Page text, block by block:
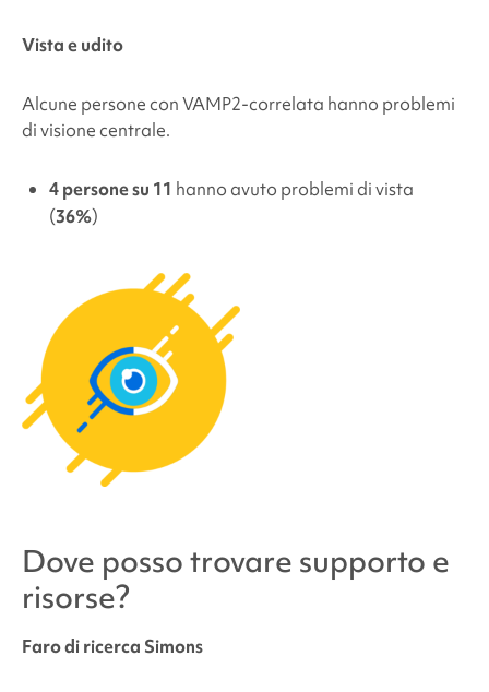
Vista e udito
Alcune persone conVAMP2-correlata hanno problemi
di visione centrale.
4 persone su 11 hanno avuto problemi di vista
(36%)
Dove posso trovare supporto e
risorse?
Faro di ricerca Simons